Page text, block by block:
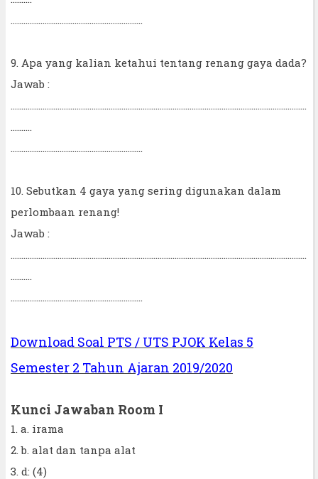
9. Apa yang kalian ketahui tentang renang gaya dada?
Jawab :
10. Sebutkan 4 gaya yang sering digunakan dalam
perlombaan renang!
Jawab :
Download Soal PTS / UTS PJOK Kelas 5
Semester 2 Tahun Ajaran 2019/2020
Kunci Jawaban Room I
1. a. irama
2. b. alat dan tanpa alat
3. d: (4)